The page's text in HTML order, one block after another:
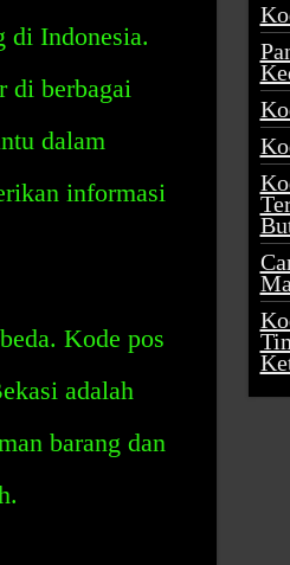
di Indonesia.
di berbagai
dalam
informasi
Kode pos
adalah
barang dan